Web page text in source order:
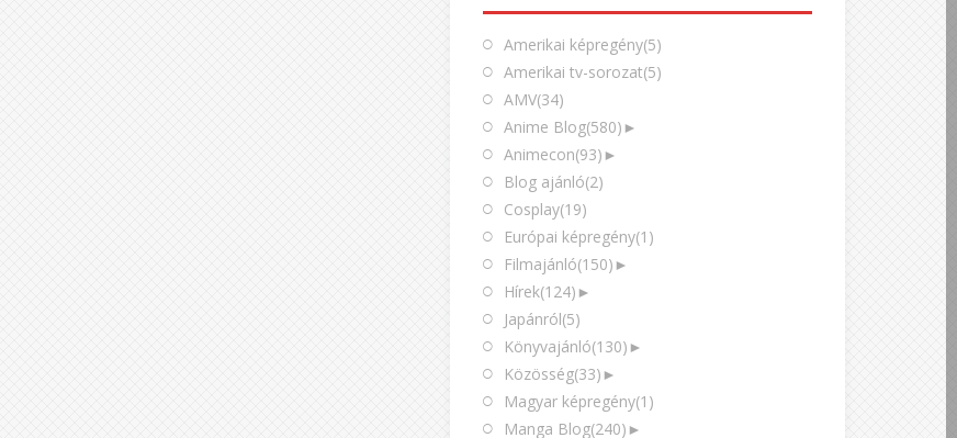
Amerikai képregény(5)
Amerikai tv-sorozat(5)
AMV(34)
Anime Blog(580) ►
Animecon(93) ►
Blog ajánló(2)
Cosplay(19)
Európai képregény(1)
Filmajánló(150) ►
Hírek(124) ►
Japánról(5)
Könyvajánló(130) ►
Közösség(33) ►
Magyar képregény(1)
Manga Blog(240) ►